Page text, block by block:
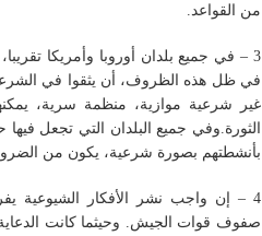
من القواعد.
3 – في جميع بلدان أوروبا وأمريكا
في ظل هذه الظروف، أن يثقوا في
غير شرعية موازية، منظمة سرية،
الثورة.وفي جميع البلدان التي تجعل
بأنشطتهم بصورة شرعية، يكون من
4 – إن واجب نشر الأفكار الشيوعية
صفوف قوات الجيش. وحيثما كانت الدعاية